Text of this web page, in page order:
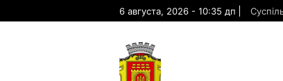
6 августа, 2026 - 10:35 дп